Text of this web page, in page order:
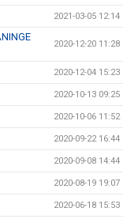
2021-03-05 12:14
2020-12-20 11:28
2020-12-04 15:23
2020-10-13 09:25
2020-10-06 11:52
2020-09-22 16:44
2020-09-08 14:44
2020-08-19 19:07
2020-06-18 15:53